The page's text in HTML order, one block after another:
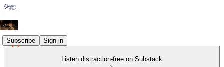
Subscribe Sign in
Listen distraction-free on Substack